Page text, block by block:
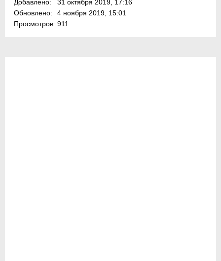
Добавлено:
31 октября 2019, 17:16
Обновлено:
4 ноября 2019, 15:01
Просмотров: 911